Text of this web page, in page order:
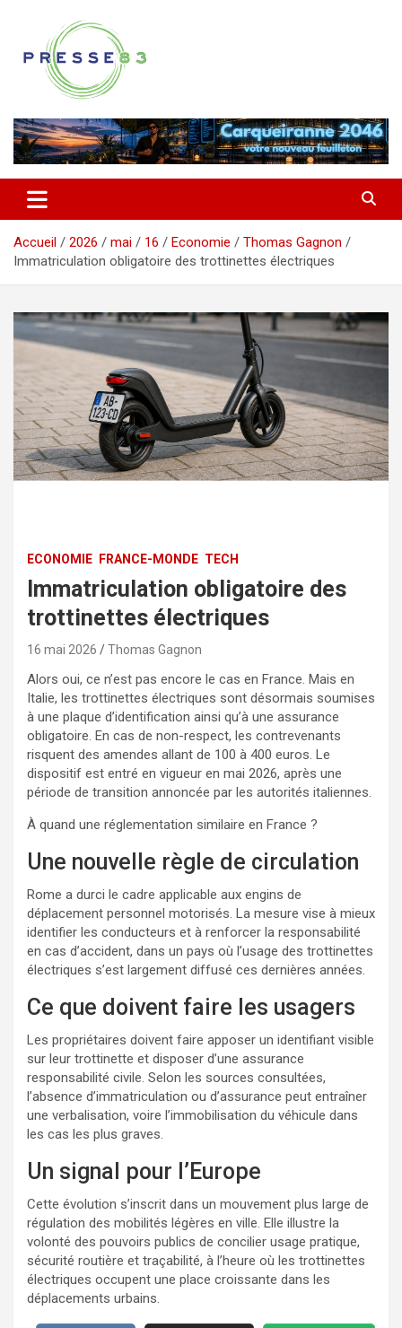
contenu
Presse 83
Accueil 2026 mai 16 Economie
Thomas Gagnon
Immatriculation obligatoire des trottinettes électriques
ECONOMIE FRANCE-MONDE TECH
Immatriculation obligatoire des
trottinettes électriques
16 mai 2026 Thomas Gagnon
Alors oui, ce n’est pas encore le cas en France. Mais en
Italie, les trottinettes électriques sont désormais soumises
à une plaque d’identification ainsi qu’à une assurance
obligatoire. En cas de non-respect, les contrevenants
risquent des amendes allant de 100 à 400 euros. Le
dispositif est entré en vigueur en mai 2026, après une
période de transition annoncée par les autorités italiennes.
À quand une réglementation similaire en France ?
Une nouvelle règle de circulation
Rome a durci le cadre applicable aux engins de
déplacement personnel motorisés. La mesure vise à mieux
identifier les conducteurs et à renforcer la responsabilité
en cas d’accident, dans un pays où l’usage des trottinettes
électriques s’est largement diffusé ces dernières années.
Ce que doivent faire les usagers
Les propriétaires doivent faire apposer un identifiant visible
sur leur trottinette et disposer d’une assurance
responsabilité civile. Selon les sources consultées,
l’absence d’immatriculation ou d’assurance peut entraîner
une verbalisation, voire l’immobilisation du véhicule dans
les cas les plus graves.
Un signal pour l’Europe
Cette évolution s’inscrit dans un mouvement plus large de
régulation des mobilités légères en ville. Elle illustre la
volonté des pouvoirs publics de concilier usage pratique,
sécurité routière et traçabilité, à l’heure où les trottinettes
électriques occupent une place croissante dans les
déplacements urbains.